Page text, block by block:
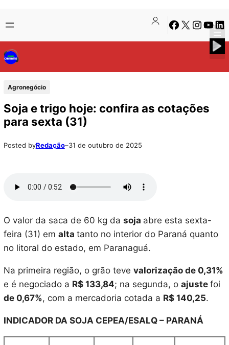
para
o
conteúdo
to
content
Facebook
X Instagram
Agronegócio
Soja e trigo hoje: confira as cotações
para sexta (31)
Posted byRedação–31 de outubro de 2025
O valor da saca de 60 kg da soja abre esta sexta-
feira (31) em alta tanto no interior do Paraná quanto
no litoral do estado, em Paranaguá.
Na primeira região, o grão teve valorização de 0,31%
e é negociado a R$ 133,84; na segunda, o ajuste foi
de 0,67%, com a mercadoria cotada a R$ 140,25.
INDICADOR DA SOJA CEPEA/ESALQ – PARANÁ